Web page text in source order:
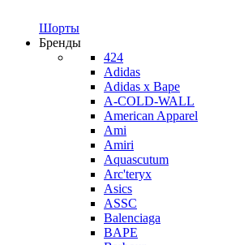
Шорты
Бренды
424
Adidas
Adidas x Bape
A-COLD-WALL
American Apparel
Ami
Amiri
Aquascutum
Arc'teryx
Asics
ASSC
Balenciaga
BAPE